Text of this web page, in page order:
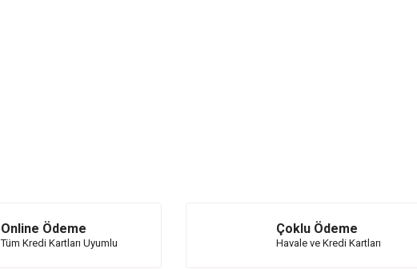
Online Ödeme
Tüm Kredi Kartları Uyumlu
Çoklu Ödeme
Havale ve Kredi Kartları